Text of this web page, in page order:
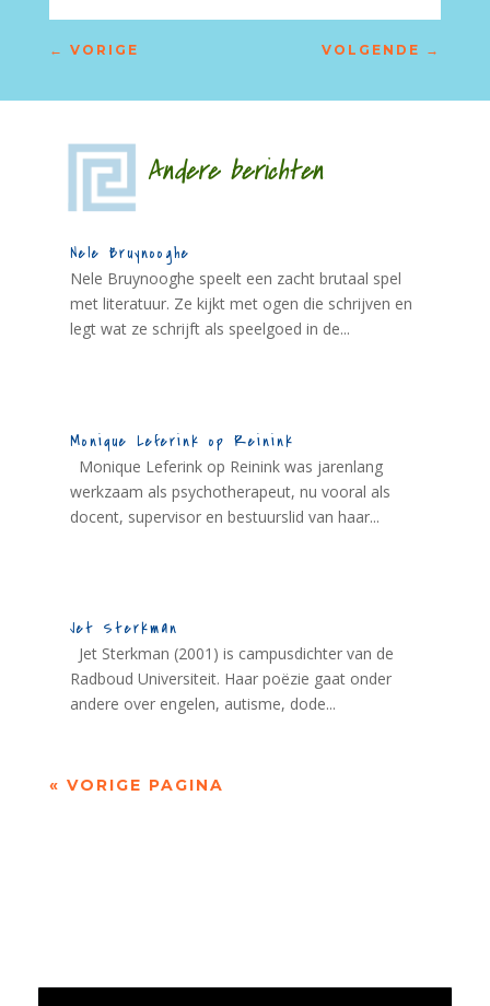
← VORIGE VOLGENDE →
Andere berichten
Nele Bruynooghe
Nele Bruynooghe speelt een zacht brutaal spel
met literatuur. Ze kijkt met ogen die schrijven en
legt wat ze schrijft als speelgoed in de...
Monique Leferink op Reinink
Monique Leferink op Reinink was jarenlang
werkzaam als psychotherapeut, nu vooral als
docent, supervisor en bestuurslid van haar...
Jet Sterkman
Jet Sterkman (2001) is campusdichter van de
Radboud Universiteit. Haar poëzie gaat onder
andere over engelen, autisme, dode...
« VORIGE PAGINA